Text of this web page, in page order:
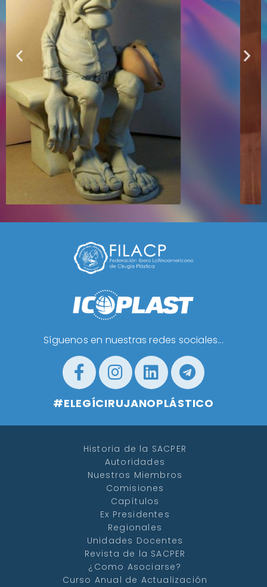
Síguenos en nuestras redes sociales...
#ELEGÍCIRUJANOPLÁSTICO
Historia de la SACPER
Autoridades
Nuestros Miembros
Comisiones
Capítulos
Ex Presidentes
Regionales
Unidades Docentes
Revista de la SACPER
¿Como Asociarse?
Curso Anual de Actualización